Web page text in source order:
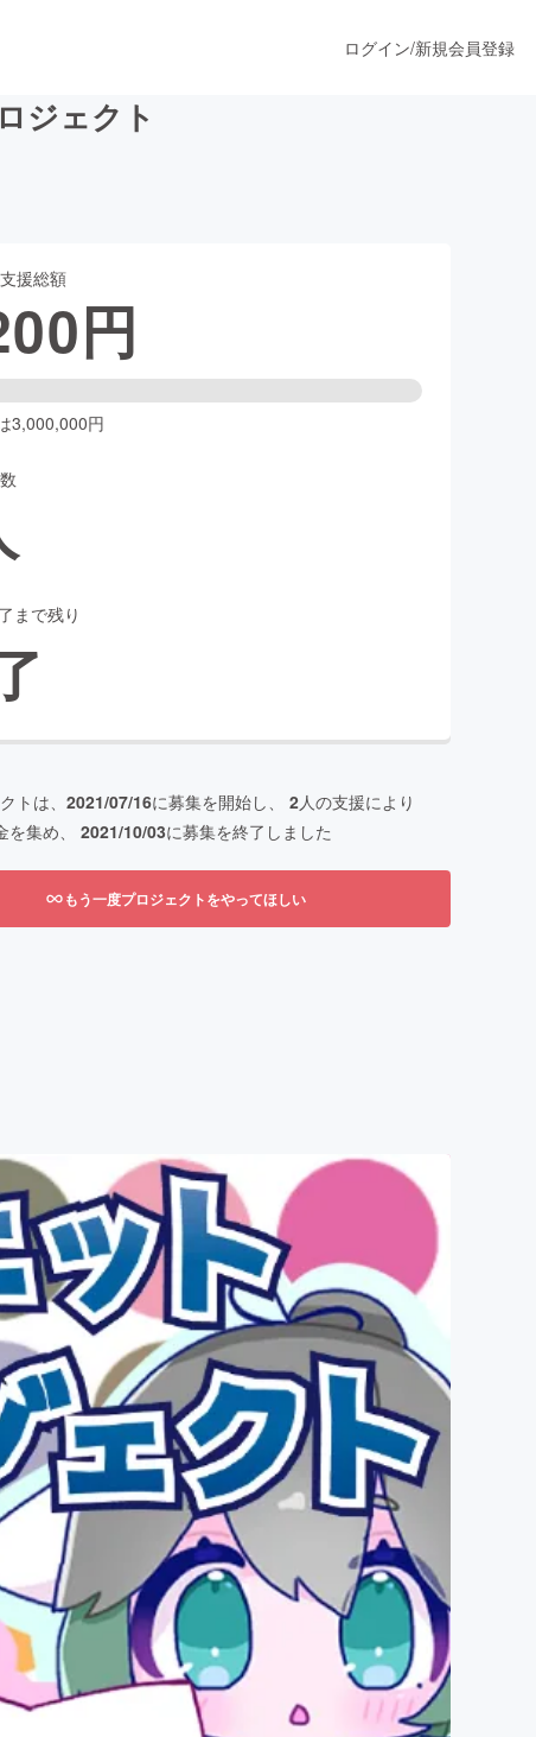
ログイン/新規会員登録
ジェクト
援総額
円
3,000,000円
まで残り
トは、 2021/07/16に募集を開始し、 2人の支援により
を集め、 2021/10/03に募集を終了しました
もう一度プロジェクトをやってほしい